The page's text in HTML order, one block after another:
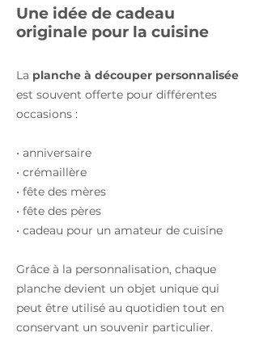
Une idée de cadeau
originale pour la cuisine
La planche à découper personnalisée
est souvent offerte pour différentes
occasions :
• anniversaire
• crémaillère
• fête des mères
• fête des pères
• cadeau pour un amateur de cuisine
Grâce à la personnalisation, chaque
planche devient un objet unique qui
peut être utilisé au quotidien tout en
conservant un souvenir particulier.